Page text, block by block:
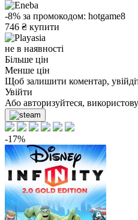
-8% за промокодом: hotgame8
746 ₴ купити
не в наявності
Більше цін
Менше цін
Щоб залишити коментар,
Увійти
Або авторизуйтеся,
-17%